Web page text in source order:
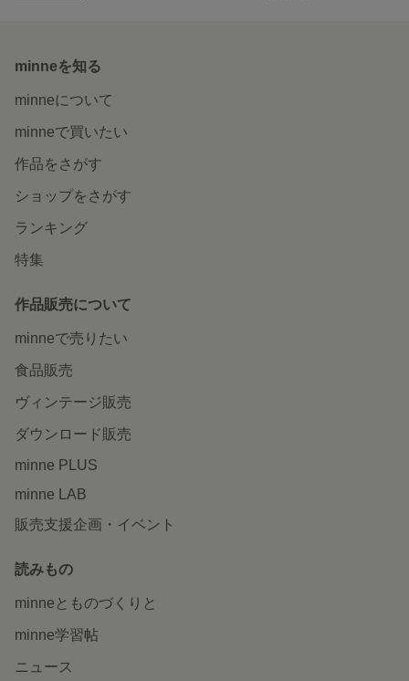
minneを知る
minneについて
minneで買いたい
作品をさがす
ショップをさがす
ランキング
特集
作品販売について
minneで売りたい
食品販売
ヴィンテージ販売
ダウンロード販売
minne PLUS
minne LAB
販売支援企画・イベント
読みもの
minneとものづくりと
minne学習帖
ニュース